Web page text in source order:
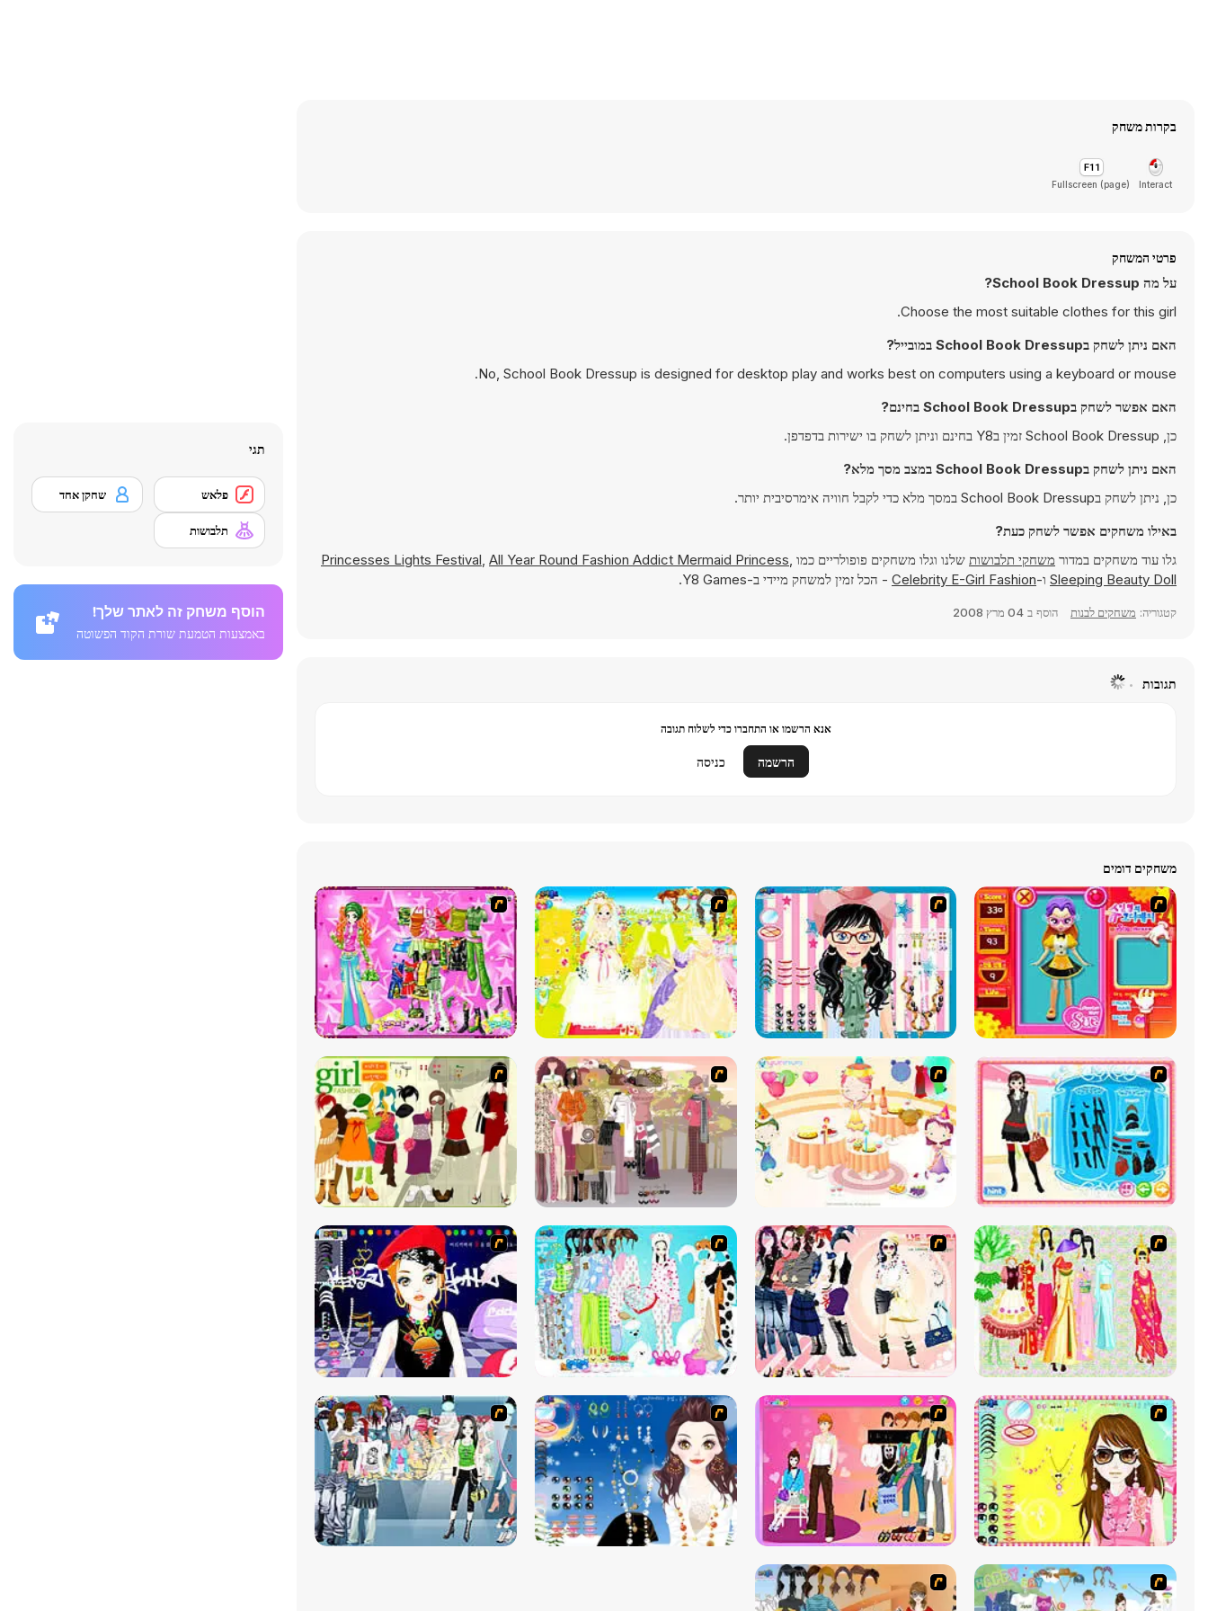
בקרות משחק
Interact
Fullscreen (page)
פרטי המשחק
על מה School Book Dressup?
Choose the most suitable clothes for this girl.
האם ניתן לשחק בSchool Book Dressup במובייל?
No, School Book Dressup is designed for desktop play and works best on computers using a keyboard or mouse.
האם אפשר לשחק בSchool Book Dressup בחינם?
כן, School Book Dressup זמין בY8 בחינם וניתן לשחק בו ישירות בדפדפן.
האם ניתן לשחק בSchool Book Dressup במצב מסך מלא?
כן, ניתן לשחק בSchool Book Dressup במסך מלא כדי לקבל חוויה אימרסיבית יותר.
באילו משחקים אפשר לשחק כעת?
גלו עוד משחקים במדור משחקי תלבושות שלנו וגלו משחקים פופולריים כמו Princesses Lights Festival, All Year Round Fashion Addict Mermaid Princess,
Sleeping Beauty Doll ו-Celebrity E-Girl Fashion - הכל זמין למשחק מיידי ב-Y8 Games.
קטגוריה: משחקים לבנות הוסף ב 04 מרץ 2008
תגובות
אנא הרשמו או התחברו כדי לשלוח תגובה
הרשמה כניסה
משחקים דומים
תגי
פלאש שחקן אחד
תלבושות
הוסף משחק זה לאתר שלך!
באמצעות הטמעת שורת הקוד הפשוטה